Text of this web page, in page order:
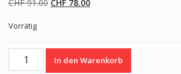
CHF91.00
CHF 91.00
CHF78.00
CHF 78.00.
Vorrätig
Bücherregal
NORDIC
In den Warenkorb